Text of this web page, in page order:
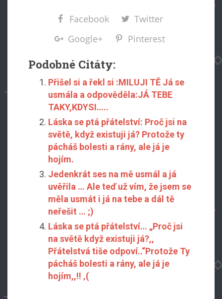
Facebook
Twitter
Google+
Pinterest
Podobné Citáty:
Přišel si a řekl si :MILUJI TĚ Já se
usmála a odpověděla:JÁ TEBE
TAKY,KDYSI…..
Láska se ptá přátelství: Proč jsi na
světě, když existuji já? Protože ty
pácháš bolesti a rány, ale já je
hojím.
Jedenkrát ses na mě usmál a já
uvěřila … Ale teď už vím, že jsem se
měla usmát i já na tebe a dál tě
neřešit … ;)
Láska se ptá přátelství… „Proč jsi
na světě když existuji já?,,
Přátelstvá tiše odpoví..“Protože Ty
pácháš bolesti a rány, ale já je
hojím,,!! ‚(